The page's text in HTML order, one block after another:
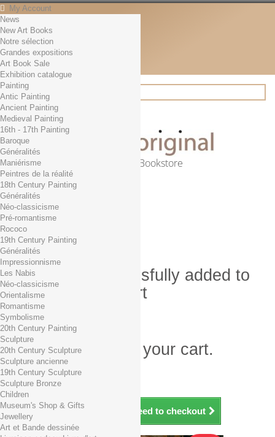
My Account
Contact
English
English
Français
News
Search
Online Art Bookstore
Cart (empty)
No products
Free shipping!
0,00 € Total
Check out
Product successfully added to
your shopping cart
Quantity
Total
There is 1 item in your cart.
Total products (tax incl.)
Total shipping TTC
Total (tax incl.)
Continue shopping Proceed to checkout
News
New Art Books
Notre sélection
Grandes expositions
Art Book Sale
Exhibition catalogue
Painting
Antic Painting
Ancient Painting
Medieval Painting
16th - 17th Painting
Baroque
Généralités
Maniérisme
Peintres de la réalité
18th Century Painting
Généralités
Néo-classicisme
Pré-romantisme
Rococo
19th Century Painting
Généralités
Impressionnisme
Les Nabis
Néo-classicisme
Orientalisme
Romantisme
Symbolisme
20th Century Painting
Sculpture
20th Century Sculpture
Sculpture ancienne
19th Century Sculpture
Sculpture Bronze
Children
Museum's Shop & Gifts
Jewellery
Art et Bande dessinée